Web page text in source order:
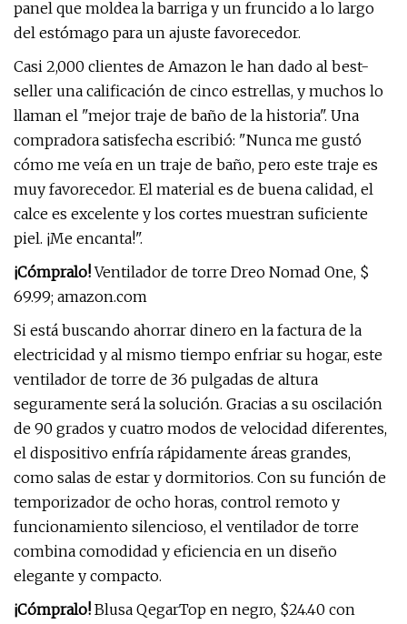
panel que moldea la barriga y un fruncido a lo largo
del estómago para un ajuste favorecedor.
Casi 2,000 clientes de Amazon le han dado al best-
seller una calificación de cinco estrellas, y muchos lo
llaman el "mejor traje de baño de la historia". Una
compradora satisfecha escribió: "Nunca me gustó
cómo me veía en un traje de baño, pero este traje es
muy favorecedor. El material es de buena calidad, el
calce es excelente y los cortes muestran suficiente
piel. ¡Me encanta!".
¡Cómpralo!Ventilador de torre Dreo Nomad One, $
69.99; amazon.com
Si está buscando ahorrar dinero en la factura de la
electricidad y al mismo tiempo enfriar su hogar, este
ventilador de torre de 36 pulgadas de altura
seguramente será la solución. Gracias a su oscilación
de 90 grados y cuatro modos de velocidad diferentes,
el dispositivo enfría rápidamente áreas grandes,
como salas de estar y dormitorios. Con su función de
temporizador de ocho horas, control remoto y
funcionamiento silencioso, el ventilador de torre
combina comodidad y eficiencia en un diseño
elegante y compacto.
¡Cómpralo! Blusa QegarTop en negro, $24.40 con